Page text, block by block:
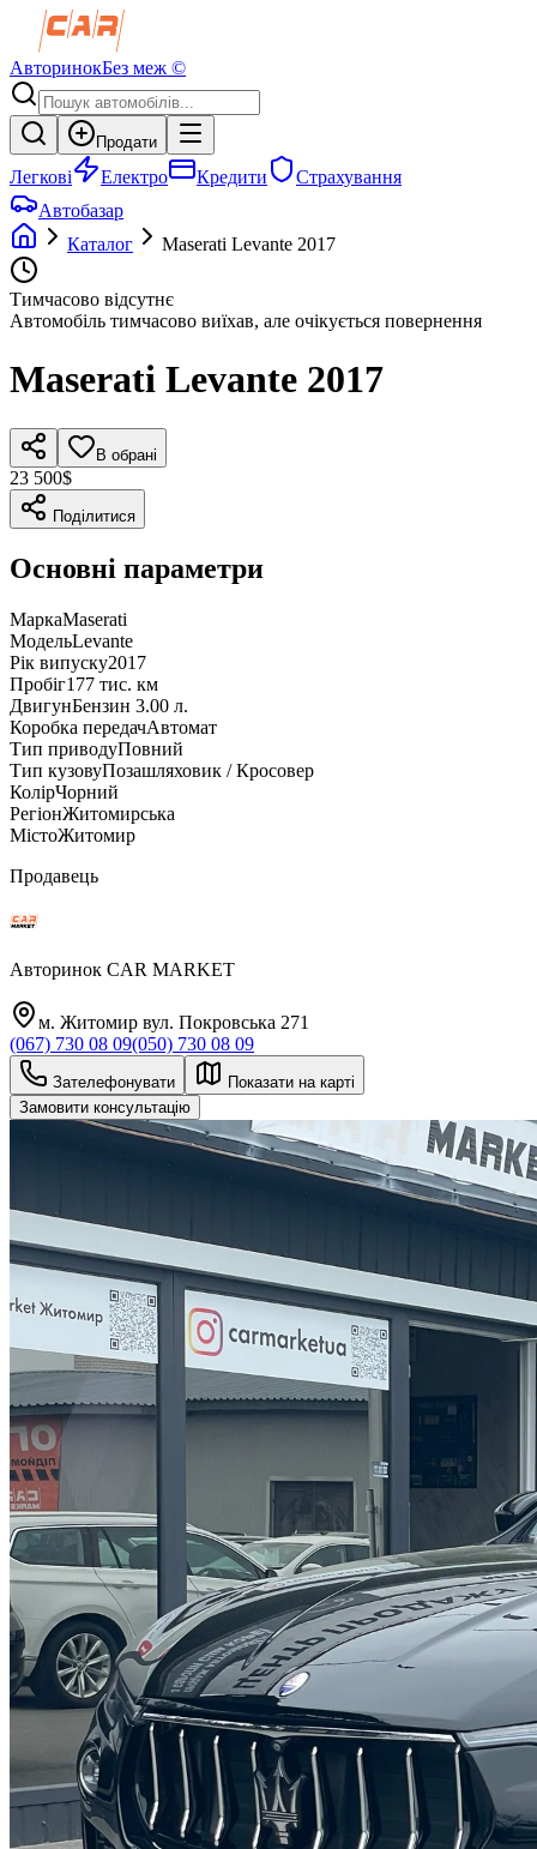
АвторинокБез меж ©
Продати
Легкові Електро Кредити
Страхування
Автобазар
Каталог
Maserati Levante 2017
Тимчасово відсутнє
Автомобіль тимчасово виїхав, але очікується повернення
Maserati Levante 2017
В обрані
23 500$
Поділитися
Основні параметри
МаркаMaserati
МодельLevante
Рік випуску2017
Пробіг177 тис. км
ДвигунБензин 3.00 л.
Коробка передачАвтомат
Тип приводуПовний
Тип кузовуПозашляховик / Кросовер
КолірЧорний
РегіонЖитомирська
МістоЖитомир
Продавець
Авторинок CAR MARKET
м. Житомир вул. Покровська 271
(067) 730 08 09(050) 730 08 09
Зателефонувати
Показати на карті
Замовити консультацію